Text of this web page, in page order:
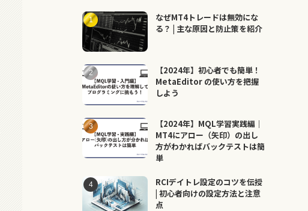
なぜMT4トレードは無効にな
る？ | 主な原因と防止策を紹介
【2024年】初心者でも簡単！
MetaEditor の使い方を把握
しよう
【2024年】MQL学習実践編｜
MT4にアロー（矢印）の出し
方がわかればバックテストは簡
単
RCIデイトレ設定のコツを伝授
| 初心者向けの設定方法と注意
点